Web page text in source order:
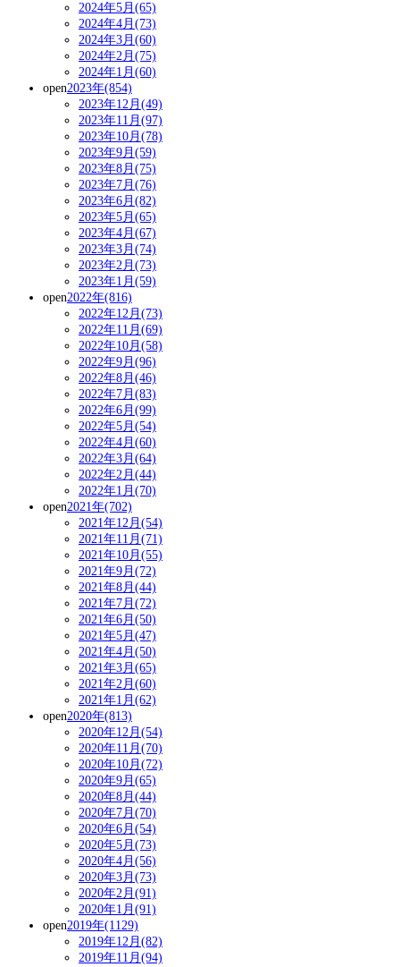
2024年5月(65)
2024年4月(73)
2024年3月(60)
2024年2月(75)
2024年1月(60)
open2023年(854)
2023年12月(49)
2023年11月(97)
2023年10月(78)
2023年9月(59)
2023年8月(75)
2023年7月(76)
2023年6月(82)
2023年5月(65)
2023年4月(67)
2023年3月(74)
2023年2月(73)
2023年1月(59)
open2022年(816)
2022年12月(73)
2022年11月(69)
2022年10月(58)
2022年9月(96)
2022年8月(46)
2022年7月(83)
2022年6月(99)
2022年5月(54)
2022年4月(60)
2022年3月(64)
2022年2月(44)
2022年1月(70)
open2021年(702)
2021年12月(54)
2021年11月(71)
2021年10月(55)
2021年9月(72)
2021年8月(44)
2021年7月(72)
2021年6月(50)
2021年5月(47)
2021年4月(50)
2021年3月(65)
2021年2月(60)
2021年1月(62)
open2020年(813)
2020年12月(54)
2020年11月(70)
2020年10月(72)
2020年9月(65)
2020年8月(44)
2020年7月(70)
2020年6月(54)
2020年5月(73)
2020年4月(56)
2020年3月(73)
2020年2月(91)
2020年1月(91)
open2019年(1129)
2019年12月(82)
2019年11月(94)